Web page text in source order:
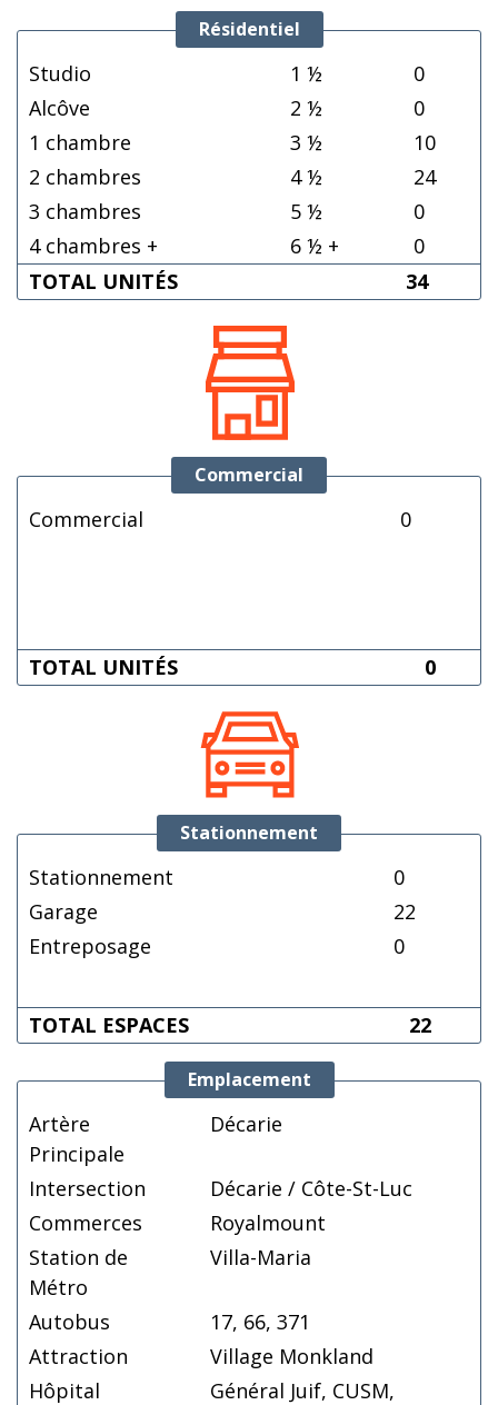
Résidentiel
Studio 1 ½
0
Alcôve
2 ½
0
1 chambre
3 ½
10
2 chambres
4 ½
24
3 chambres
5 ½
0
4 chambres +
6 ½ +
0
TOTAL UNITÉS
34
Commercial
Commercial 0
TOTAL UNITÉS 0
Stationnement
Stationnement
0
Garage
22
Entreposage
0
TOTAL ESPACES 22
Emplacement
Artère
Principale
Décarie
Intersection
Décarie / Côte-St-Luc
Commerces
Royalmount
Station de
Métro
Villa-Maria
Autobus
17, 66, 371
Attraction
Village Monkland
Hôpital
Général Juif, CUSM,